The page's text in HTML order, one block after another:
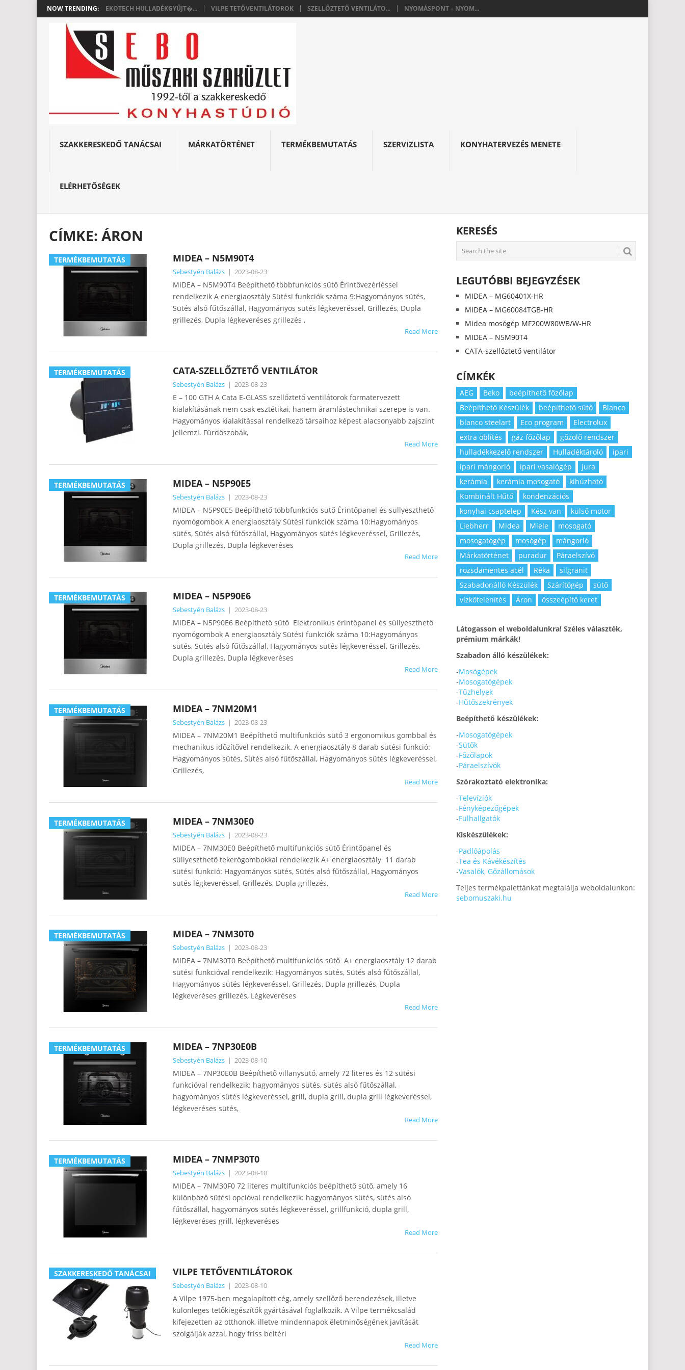
NOW TRENDING: EKOTECH HULLADÉKGYŰJT�... VILPE TETŐVENTILÁTOROK SZELLŐZTETŐ VENTILÁTO... NYOMÁSPONT – NYOM...
SZAKKERESKEDŐ TANÁCSAI MÁRKATÖRTÉNET TERMÉKBEMUTATÁS SZERVIZLISTA KONYHATERVEZÉS MENETE
ELÉRHETŐSÉGEK
CÍMKE: ÁRON
TERMÉKBEMUTATÁS MIDEA – N5M90T4
Sebestyén Balázs | 2023-08-23
MIDEA – N5M90T4 Beépíthető többfunkciós sütő Érintővezérléssel
rendelkezik A energiaosztály Sütési funkciók száma 9:Hagyományos sütés,
Sütés alsó fűtőszállal, Hagyományos sütés légkeveréssel, Grillezés, Dupla
grillezés, Dupla légkeveréses grillezés ,
Read More
TERMÉKBEMUTATÁS CATA-SZELLŐZTETŐ VENTILÁTOR
Sebestyén Balázs | 2023-08-23
E – 100 GTH A Cata E-GLASS szellőztető ventilátorok formatervezett
kialakításának nem csak esztétikai, hanem áramlástechnikai szerepe is van.
Hagyományos kialakítással rendelkező társaihoz képest alacsonyabb zajszint
jellemzi. Fürdőszobák,
Read More
TERMÉKBEMUTATÁS MIDEA – N5P90E5
Sebestyén Balázs | 2023-08-23
MIDEA – N5P90E5 Beépíthető többfunkciós sütő Érintőpanel és süllyeszthető
nyomógombok A energiaosztály Sütési funkciók száma 10:Hagyományos
sütés, Sütés alsó fűtőszállal, Hagyományos sütés légkeveréssel, Grillezés,
Dupla grillezés, Dupla légkeveréses
Read More
TERMÉKBEMUTATÁS MIDEA – N5P90E6
Sebestyén Balázs | 2023-08-23
MIDEA – N5P90E6 Beépíthető sütő Elektronikus érintőpanel és süllyeszthető
nyomógombok A energiaosztály Sütési funkciók száma 10:Hagyományos
sütés, Sütés alsó fűtőszállal, Hagyományos sütés légkeveréssel, Grillezés,
Dupla grillezés, Dupla légkeveréses
Read More
TERMÉKBEMUTATÁS MIDEA – 7NM20M1
Sebestyén Balázs | 2023-08-23
MIDEA – 7NM20M1 Beépíthető multifunkciós sütő 3 ergonomikus gombbal és
mechanikus időzítővel rendelkezik. A energiaosztály 8 darab sütési funkció:
Hagyományos sütés, Sütés alsó fűtőszállal, Hagyományos sütés légkeveréssel,
Grillezés,
Read More
TERMÉKBEMUTATÁS MIDEA – 7NM30E0
Sebestyén Balázs | 2023-08-23
MIDEA – 7NM30E0 Beépíthető multifunkciós sütő Érintőpanel és
süllyeszthető tekerőgombokkal rendelkezik A+ energiaosztály 11 darab
sütési funkció: Hagyományos sütés, Sütés alsó fűtőszállal, Hagyományos
sütés légkeveréssel, Grillezés, Dupla grillezés,
Read More
TERMÉKBEMUTATÁS MIDEA – 7NM30T0
Sebestyén Balázs | 2023-08-23
MIDEA – 7NM30T0 Beépíthető multifunkciós sütő A+ energiaosztály 12 darab
sütési funkcióval rendelkezik: Hagyományos sütés, Sütés alsó fűtőszállal,
Hagyományos sütés légkeveréssel, Grillezés, Dupla grillezés, Dupla
légkeveréses grillezés, Légkeveréses
Read More
TERMÉKBEMUTATÁS MIDEA – 7NP30E0B
Sebestyén Balázs | 2023-08-10
MIDEA – 7NP30E0B Beépíthető villanysütő, amely 72 literes és 12 sütési
funkcióval rendelkezik: hagyományos sütés, sütés alsó fűtőszállal,
hagyományos sütés légkeveréssel, grill, dupla grill, dupla grill légkeveréssel,
légkeveréses sütés,
Read More
TERMÉKBEMUTATÁS MIDEA – 7NMP30T0
Sebestyén Balázs | 2023-08-10
MIDEA – 7NM30F0 72 literes multifunkciós beépíthető sütő, amely 16
különböző sütési opcióval rendelkezik: hagyományos sütés, sütés alsó
fűtőszállal, hagyományos sütés légkeveréssel, grillfunkció, dupla grill,
légkeveréses grill, légkeveréses
Read More
SZAKKERESKEDŐ TANÁCSAI VILPE TETŐVENTILÁTOROK
Sebestyén Balázs | 2023-08-10
A Vilpe 1975-ben megalapított cég, amely szellőző berendezések, illetve
különleges tetőkiegészítők gyártásával foglalkozik. A Vilpe termékcsalád
kifejezetten az otthonok, illetve mindennapok életminőségének javítását
szolgálják azzal, hogy friss beltéri
Read More
KERESÉS
LEGUTÓBBI BEJEGYZÉSEK
MIDEA – MG60401X-HR
MIDEA – MG60084TGB-HR
Midea mosógép MF200W80WB/W-HR
MIDEA – N5M90T4
CATA-szellőztető ventilátor
CÍMKÉK
AEG Beko
beépíthető főzőlap
Beépíthető Készülék
beépíthető sütő
Blanco
blanco steelart
Eco program
Electrolux
extra öblítés
gáz főzőlap
gőzölő rendszer
hulladékkezelő rendszer
Hulladéktároló
ipari
ipari mángorló
ipari vasalógép
jura
kerámia
kerámia mosogató
kihúzható
Kombinált Hűtő
kondenzációs
konyhai csaptelep
Kész van
külső motor
Liebherr
Midea Miele
mosogató
mosogatógép
mosógép
mángorló
Márkatörténet
puradur
Páraelszívó
rozsdamentes acél
Réka
silgranit
Szabadonálló Készülék
Szárítógép
sütő
vízkőtelenítés
Áron összeépítő keret
Látogasson el weboldalunkra! Széles választék,
prémium márkák!
Szabadon álló készülékek:
-Mosógépek
-Mosogatógépek
-Tűzhelyek
-Hűtőszekrények
Beépíthető készülékek:
-Mosogatógépek
-Sütők
-Főzőlapok
-Páraelszívók
Szórakoztató elektronika:
-Televíziók
-Fényképezőgépek
-Fülhallgatók
Kiskészülékek:
-Padlóápolás
-Tea és Kávékészítés
-Vasalók, Gőzállomások
Teljes termékpalettánkat megtalálja weboldalunkon:
sebomuszaki.hu